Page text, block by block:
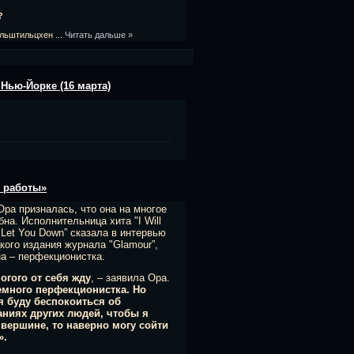
Читать дальше »
Йорке (16 марта)
работы»
призналась, что она на многое
Исполнительница хита "I Will
You Down” сказала в интервью
издания журнала "Glamour”,
– перфекционистка.
от себя жду, – заявила Ора.
перфекционистка. Но
буду беспокоиться об
других людей, чтобы я
то наверно могу сойти